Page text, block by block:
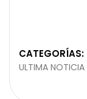
CATEGORÍAS:
ULTIMA NOTICIA